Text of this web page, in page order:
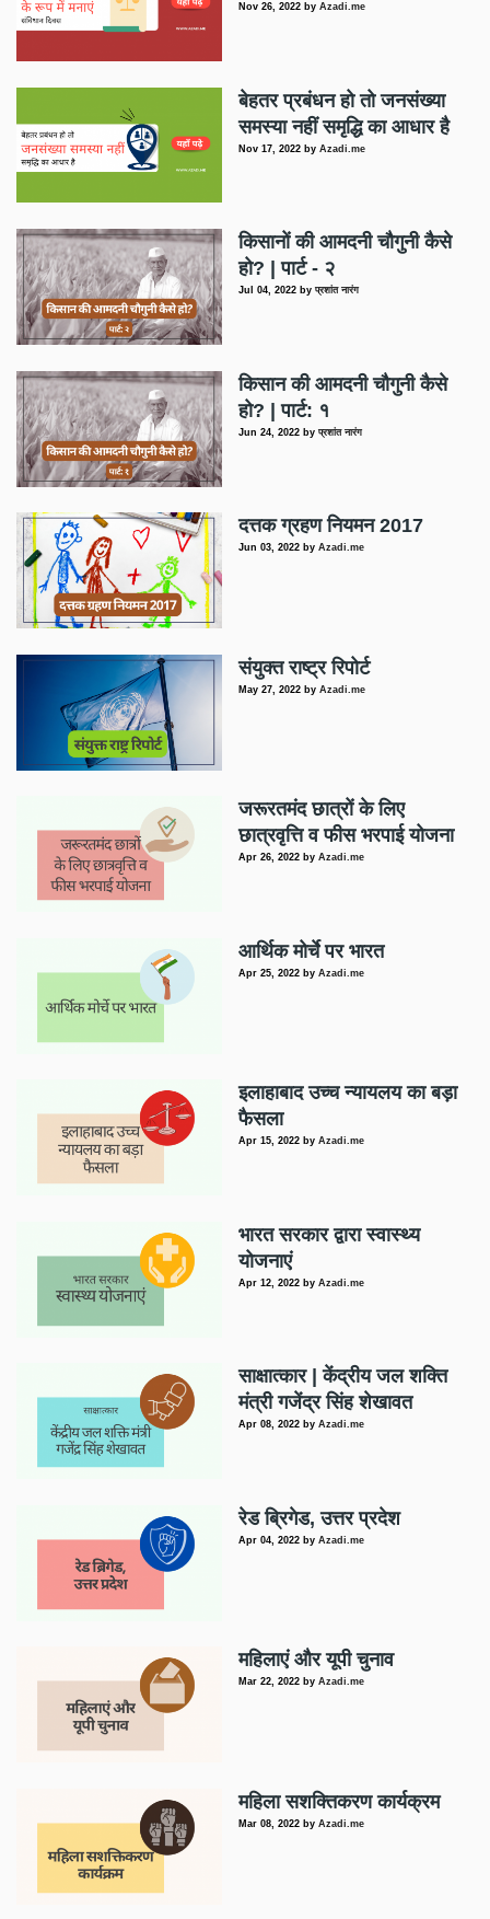
Nov 26, 2022 byAzadi.me
बेहतर प्रबंधन हो तो जनसंख्या
समस्या नहीं समृद्धि का आधार है
Nov 17, 2022 byAzadi.me
किसानों की आमदनी चौगुनी कैसे
हो? | पार्ट - २
Jul 04, 2022 byप्रशांत नारंग
किसान की आमदनी चौगुनी कैसे
हो? | पार्ट: १
Jun 24, 2022 byप्रशांत नारंग
दत्तक ग्रहण नियमन 2017
Jun 03, 2022 byAzadi.me
संयुक्त राष्ट्र रिपोर्ट
May 27, 2022 byAzadi.me
जरूरतमंद छात्रों के लिए
छात्रवृत्ति व फीस भरपाई योजना
Apr 26, 2022 byAzadi.me
आर्थिक मोर्चे पर भारत
Apr 25, 2022 byAzadi.me
इलाहाबाद उच्च न्यायलय का बड़ा
फैसला
Apr 15, 2022 byAzadi.me
भारत सरकार द्वारा स्वास्थ्य
योजनाएं
Apr 12, 2022 byAzadi.me
साक्षात्कार | केंद्रीय जल शक्ति
मंत्री गजेंद्र सिंह शेखावत
Apr 08, 2022 byAzadi.me
रेड ब्रिगेड, उत्तर प्रदेश
Apr 04, 2022 byAzadi.me
महिलाएं और यूपी चुनाव
Mar 22, 2022 byAzadi.me
महिला सशक्तिकरण कार्यक्रम
Mar 08, 2022 byAzadi.me